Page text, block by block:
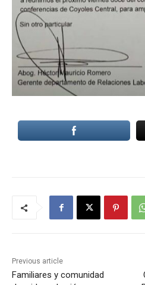
Previous article
Familiares y comunidad